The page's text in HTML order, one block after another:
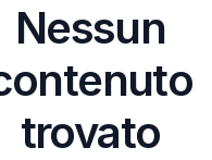
Nessun
trovato